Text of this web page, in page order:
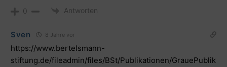
0 Antworten
Sven 8 Jahre vor
https://www.bertelsmann-
stiftung.de/fileadmin/files/BSt/Publikationen/GrauePublik